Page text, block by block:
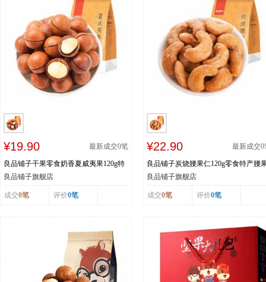
¥19.90 最新成交0笔
良品铺子干果零食奶香夏威夷果120g特
产每日坚果休闲食品
良品铺子旗舰店
成交0笔 评价0笔
¥22.90 最新成交0
良品铺子炭烧腰果仁120g零食特产腰
仁炒货每日坚果
良品铺子旗舰店
成交0笔 评价0笔